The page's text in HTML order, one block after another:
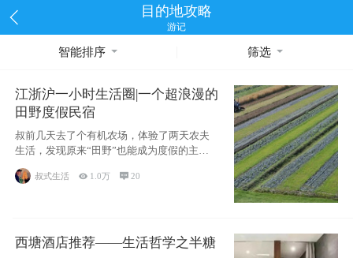
目的地攻略
游记
智能排序 筛选
江浙沪一小时生活圈|一个超浪漫的
田野度假民宿
叔前几天去了个有机农场，体验了两天农夫
生活，发现原来“田野”也能成为度假的主旋
律。江
叔式生活  1.0万 20
西塘酒店推荐——生活哲学之半糖